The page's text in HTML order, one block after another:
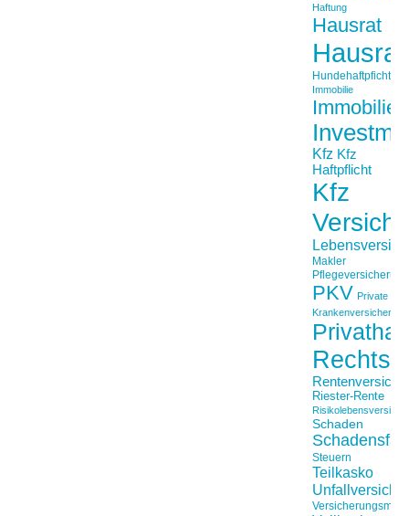
Haftung
Hausrat
Hundehaftpficht
Immobilie
Kfz Kfz
Haftpflicht
Kfz
Makler
Pflegeversicherung
PKV Private
Krankenversicherung
Riester-Rente
Schaden
Steuern
Teilkasko